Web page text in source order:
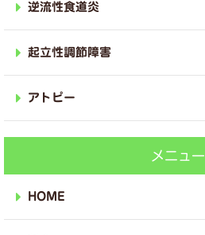
逆流性食道炎
起立性調節障害
アトピー
メニュー
HOME